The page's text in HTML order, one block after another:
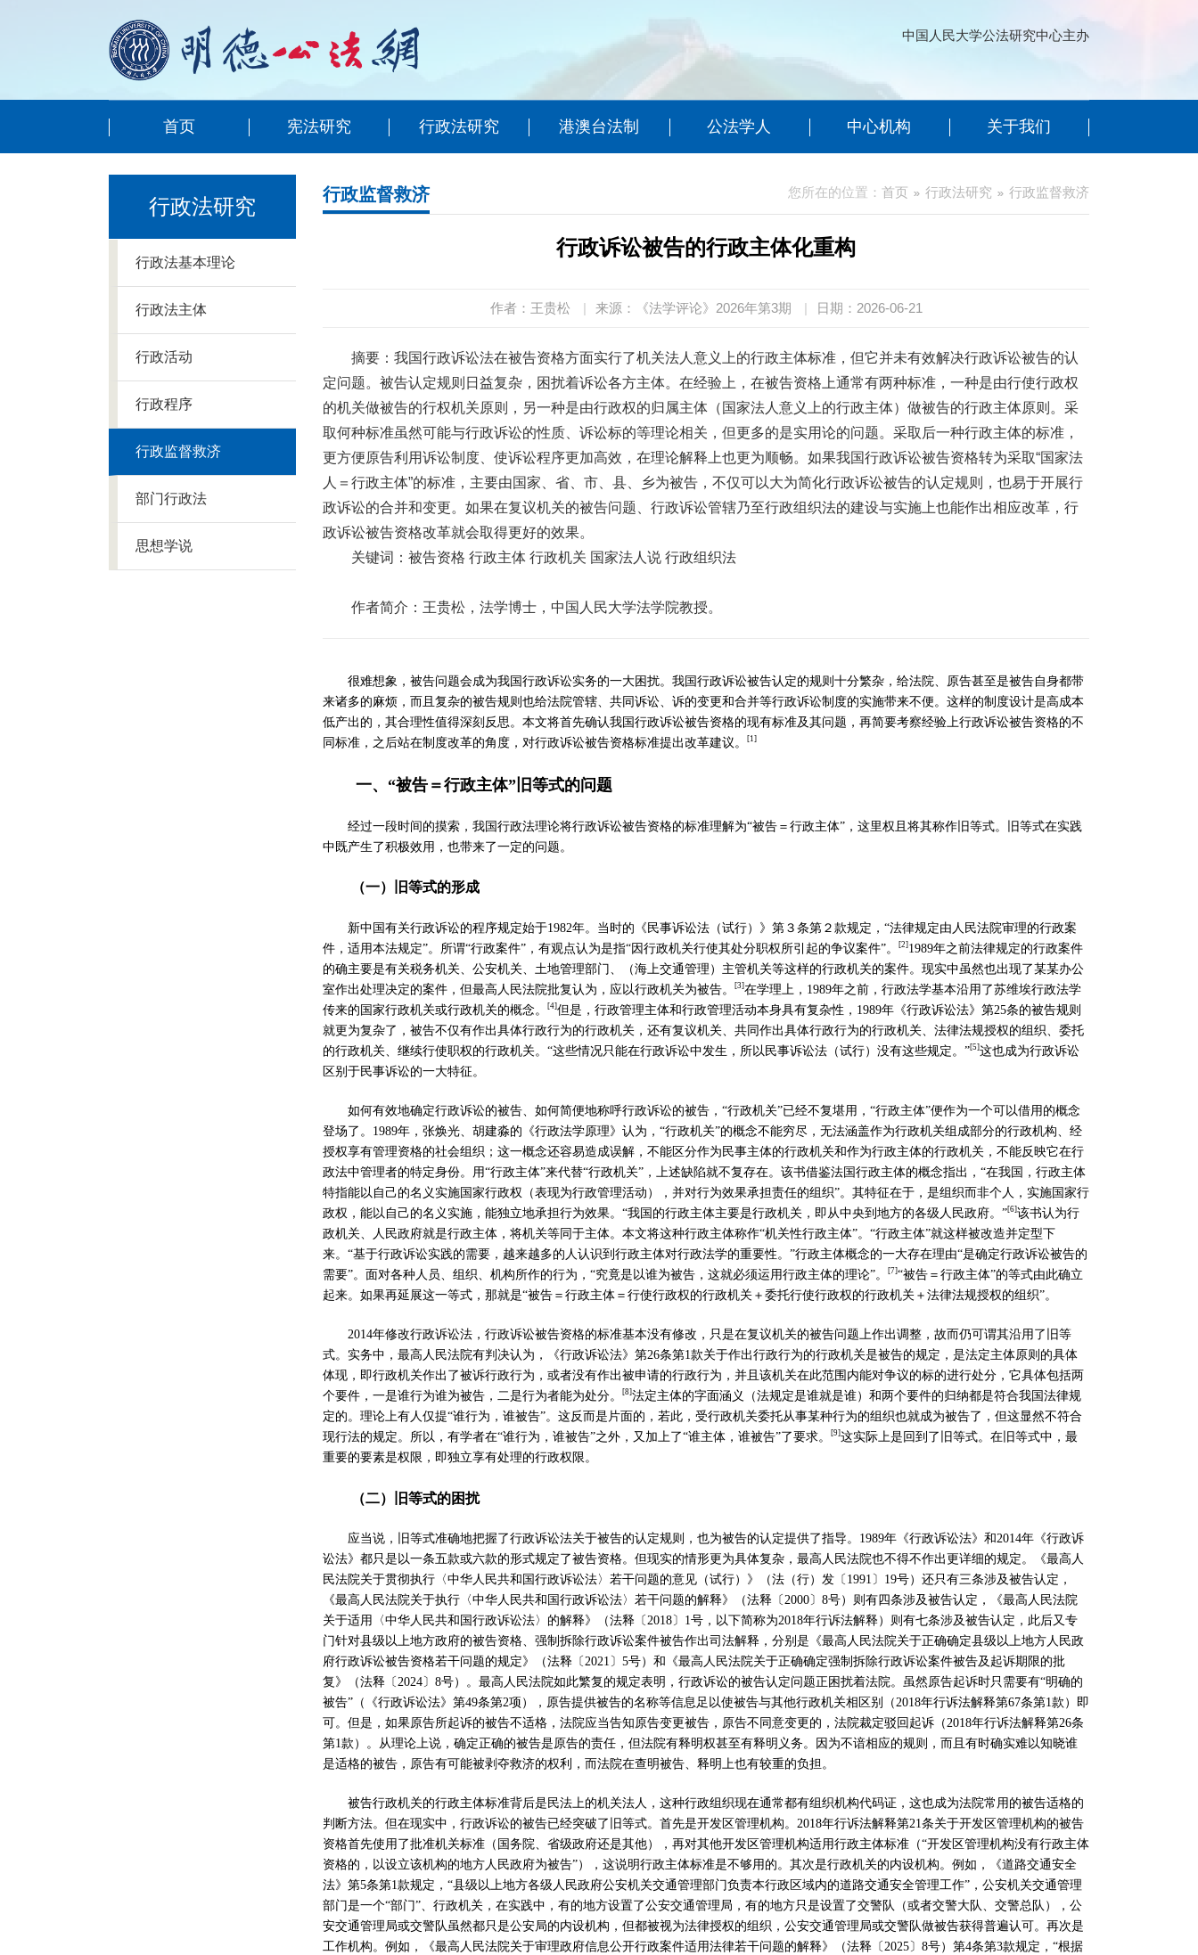
中国人民大学公法研究中心主办
首页 宪法研究 行政法研究 港澳台法制 公法学人 中心机构 关于我们
行政法研究
行政法基本理论
行政法主体
行政活动
行政程序
行政监督救济
部门行政法
思想学说
您所在的位置： 首页 行政法研究 行政监督救济
行政监督救济
行政诉讼被告的行政主体化重构
作者：王贵松 | 来源：《法学评论》2026年第3期 | 日期：2026-06-21
摘要：我国行政诉讼法在被告资格方面实行了机关法人意义上的行政主体标准，但它并未有效解决行政诉讼被告的认
定问题。被告认定规则日益复杂，困扰着诉讼各方主体。在经验上，在被告资格上通常有两种标准，一种是由行使行政权
的机关做被告的行权机关原则，另一种是由行政权的归属主体（国家法人意义上的行政主体）做被告的行政主体原则。采
取何种标准虽然可能与行政诉讼的性质、诉讼标的等理论相关，但更多的是实用论的问题。采取后一种行政主体的标准，
更方便原告利用诉讼制度、使诉讼程序更加高效，在理论解释上也更为顺畅。如果我国行政诉讼被告资格转为采取“国家法
人＝行政主体”的标准，主要由国家、省、市、县、乡为被告，不仅可以大为简化行政诉讼被告的认定规则，也易于开展行
政诉讼的合并和变更。如果在复议机关的被告问题、行政诉讼管辖乃至行政组织法的建设与实施上也能作出相应改革，行
政诉讼被告资格改革就会取得更好的效果。
关键词：被告资格 行政主体 行政机关 国家法人说 行政组织法
作者简介：王贵松，法学博士，中国人民大学法学院教授。
很难想象，被告问题会成为我国行政诉讼实务的一大困扰。我国行政诉讼被告认定的规则十分繁杂，给法院、原告甚至是被告自身都带
来诸多的麻烦，而且复杂的被告规则也给法院管辖、共同诉讼、诉的变更和合并等行政诉讼制度的实施带来不便。这样的制度设计是高成本
低产出的，其合理性值得深刻反思。本文将首先确认我国行政诉讼被告资格的现有标准及其问题，再简要考察经验上行政诉讼被告资格的不
同标准，之后站在制度改革的角度，对行政诉讼被告资格标准提出改革建议。
[1]
一、 “被告＝行政主体” 旧等式的问题
经过一段时间的摸索，我国行政法理论将行政诉讼被告资格的标准理解为“被告＝行政主体” ，这里权且将其称作旧等式。旧等式在实践
中既产生了积极效用，也带来了一定的问题。
（一）旧等式的形成
新中国有关行政诉讼的程序规定始于1982年。当时的《民事诉讼法（试行）》第３条第２款规定， “法律规定由人民法院审理的行政案
件，适用本法规定”。所谓“行政案件” ，有观点认为是指“因行政机关行使其处分职权所引起的争议案件”。 [2] 1989年之前法律规定的行政案件
的确主要是有关税务机关、公安机关、土地管理部门、（海上交通管理）主管机关等这样的行政机关的案件。现实中虽然也出现了某某办公
室作出处理决定的案件，但最高人民法院批复认为，应以行政机关为被告。
[3]在学理上， 1989年之前，行政法学基本沿用了苏维埃行政法学
传来的国家行政机关或行政机关的概念。
[4]但是，行政管理主体和行政管理活动本身具有复杂性， 1989年《行政诉讼法》第25条的被告规则
就更为复杂了，被告不仅有作出具体行政行为的行政机关，还有复议机关、共同作出具体行政行为的行政机关、法律法规授权的组织、委托
的行政机关、继续行使职权的行政机关。 “这些情况只能在行政诉讼中发生，所以民事诉讼法（试行）没有这些规定。 ”[5]这也成为行政诉讼
区别于民事诉讼的一大特征。
如何有效地确定行政诉讼的被告、如何简便地称呼行政诉讼的被告， “行政机关”已经不复堪用， “行政主体”便作为一个可以借用的概念
登场了。 1989年，张焕光、胡建淼的《行政法学原理》认为， “行政机关”的概念不能穷尽，无法涵盖作为行政机关组成部分的行政机构、经
授权享有管理资格的社会组织；这一概念还容易造成误解，不能区分作为民事主体的行政机关和作为行政主体的行政机关，不能反映它在行
政法中管理者的特定身份。用“行政主体”来代替“行政机关” ，上述缺陷就不复存在。该书借鉴法国行政主体的概念指出， “在我国，行政主体
特指能以自己的名义实施国家行政权（表现为行政管理活动），并对行为效果承担责任的组织”。其特征在于，是组织而非个人，实施国家行
政权，能以自己的名义实施，能独立地承担行为效果。 “我国的行政主体主要是行政机关，即从中央到地方的各级人民政府。 ”[6]该书认为行
政机关、人民政府就是行政主体，将机关等同于主体。本文将这种行政主体称作“机关性行政主体”。 “行政主体”就这样被改造并定型下
来。 “基于行政诉讼实践的需要，越来越多的人认识到行政主体对行政法学的重要性。 ”行政主体概念的一大存在理由“是确定行政诉讼被告的
需要”。面对各种人员、组织、机构所作的行为， “究竟是以谁为被告，这就必须运用行政主体的理论”。 [7]“被告＝行政主体”的等式由此确立
起来。如果再延展这一等式，那就是“被告＝行政主体＝行使行政权的行政机关＋委托行使行政权的行政机关＋法律法规授权的组织”。
2014年修改行政诉讼法，行政诉讼被告资格的标准基本没有修改，只是在复议机关的被告问题上作出调整，故而仍可谓其沿用了旧等
式。实务中，最高人民法院有判决认为，《行政诉讼法》第26条第1款关于作出行政行为的行政机关是被告的规定，是法定主体原则的具体
体现，即行政机关作出了被诉行政行为，或者没有作出被申请的行政行为，并且该机关在此范围内能对争议的标的进行处分，它具体包括两
个要件，一是谁行为谁为被告，二是行为者能为处分。
8] 法定主体的字面涵义（法规定是谁就是谁）和两个要件的归纳都是符合我国法律规
定的。理论上有人仅提“谁行为，谁被告”。这反而是片面的，若此，受行政机关委托从事某种行为的组织也就成为被告了，但这显然不符合
现行法的规定。所以，有学者在“谁行为，谁被告”之外，又加上了“谁主体，谁被告”了要求。 [9] 这实际上是回到了旧等式。在旧等式中，最
重要的要素是权限，即独立享有处理的行政权限。
（二）旧等式的困扰
应当说，旧等式准确地把握了行政诉讼法关于被告的认定规则，也为被告的认定提供了指导。 1989年《行政诉讼法》和 2014年《行政诉
讼法》都只是以一条五款或六款的形式规定了被告资格。但现实的情形更为具体复杂，最高人民法院也不得不作出更详细的规定。《最高人
民法院关于贯彻执行〈中华人民共和国行政诉讼法〉若干问题的意见（试行）》（法（行）发〔 1991 〕 19号）还只有三条涉及被告认定，
《最高人民法院关于执行〈中华人民共和国行政诉讼法〉若干问题的解释》（法释〔 2000 〕 8号）则有四条涉及被告认定，《最高人民法院
关于适用〈中华人民共和国行政诉讼法〉的解释》（法释〔 2018 〕 1 号，以下简称为2018年行诉法解释）则有七条涉及被告认定，此后又专
门针对县级以上地方政府的被告资格、强制拆除行政诉讼案件被告作出司法解释，分别是《最高人民法院关于正确确定县级以上地方人民政
府行政诉讼被告资格若干问题的规定》（法释〔 2021 〕 5号）和《最高人民法院关于正确确定强制拆除行政诉讼案件被告及起诉期限的批
复》（法释〔 2024 〕 8号）。最高人民法院如此繁复的规定表明，行政诉讼的被告认定问题正困扰着法院。虽然原告起诉时只需要有“明确的
被告” （《行政诉讼法》第49条第2项），原告提供被告的名称等信息足以使被告与其他行政机关相区别（ 2018年行诉法解释第67条第1 款）即
可。但是，如果原告所起诉的被告不适格，法院应当告知原告变更被告，原告不同意变更的，法院裁定驳回起诉（ 2018年行诉法解释第26条
第1 款）。从理论上说，确定正确的被告是原告的责任，但法院有释明权甚至有释明义务。因为不谙相应的规则，而且有时确实难以知晓谁
是适格的被告，原告有可能被剥夺救济的权利，而法院在查明被告、释明上也有较重的负担。
被告行政机关的行政主体标准背后是民法上的机关法人，这种行政组织现在通常都有组织机构代码证，这也成为法院常用的被告适格的
判断方法。但在现实中，行政诉讼的被告已经突破了旧等式。首先是开发区管理机构。 2018年行诉法解释第21条关于开发区管理机构的被告
资格首先使用了批准机关标准（国务院、省级政府还是其他），再对其他开发区管理机构适用行政主体标准（“开发区管理机构没有行政主体
资格的，以设立该机构的地方人民政府为被告”），这说明行政主体标准是不够用的。其次是行政机关的内设机构。例如，《道路交通安全
法》第5条第1款规定， “县级以上地方各级人民政府公安机关交通管理部门负责本行政区域内的道路交通安全管理工作” ，公安机关交通管理
部门是一个“部门”、行政机关，在实践中，有的地方设置了公安交通管理局，有的地方只是设置了交警队（或者交警大队、交警总队），公
安交通管理局或交警队虽然都只是公安局的内设机构，但都被视为法律授权的组织，公安交通管理局或交警队做被告获得普遍认可。再次是
工作机构。例如，《最高人民法院关于审理政府信息公开行政案件适用法律若干问题的解释》（法释〔 2025 〕 8号）第4条第3款规定， “根据